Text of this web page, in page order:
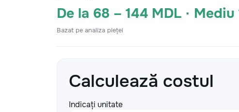
De la 68 – 144 MDL · Mediu
Bazat pe analiza pieței
Calculează costul
Indicați unitate